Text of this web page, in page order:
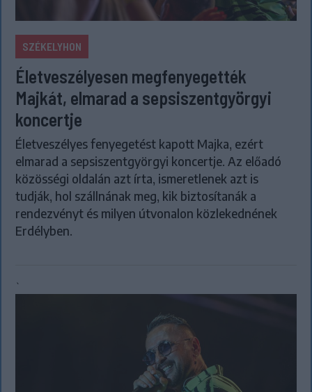
SZÉKELYHON
Életveszélyesen megfenyegették
Majkát, elmarad a sepsiszentgyörgyi
koncertje
Életveszélyes fenyegetést kapott Majka, ezért
elmarad a sepsiszentgyörgyi koncertje. Az előadó
közösségi oldalán azt írta, ismeretlenek azt is
tudják, hol szállnának meg, kik biztosítanák a
rendezvényt és milyen útvonalon közlekednének
Erdélyben.
`